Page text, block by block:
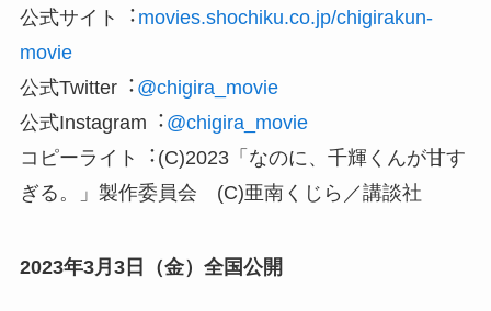
公式サイト︓ movies.shochiku.co.jp/chigirakun-
movie
公式Twitter︓ @chigira_movie
公式Instagram︓ @chigira_movie
コピーライト︓(C)2023「なのに、千輝くんが甘す
ぎる。」製作委員会 (C)亜南くじら／講談社
2023年3⽉3⽇（⾦）全国公開